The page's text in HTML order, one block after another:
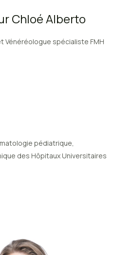
Chloé Alberto
Vénéréologue spécialiste FMH
pédiatrique,
des Hôpitaux Universitaires